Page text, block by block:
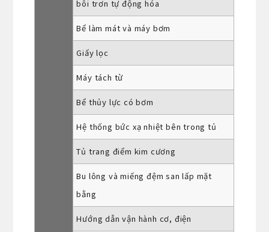
bôi trơn tự động hóa
Bể làm mát và máy bơm
Giấy lọc
Máy tách từ
Bể thủy lực có bơm
Hệ thống bức xạ nhiệt bên trong tủ
Tủ trang điểm kim cương
Bu lông và miếng đệm san lấp mặt
bằng
Hướng dẫn vận hành cơ, điện